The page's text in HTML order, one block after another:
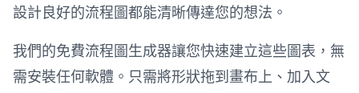
設計良好的流程圖都能清晰傳達您的想法。
我們的免費流程圖生成器讓您快速建立這些圖表，無
需安裝任何軟體。只需將形狀拖到畫布上、加入文